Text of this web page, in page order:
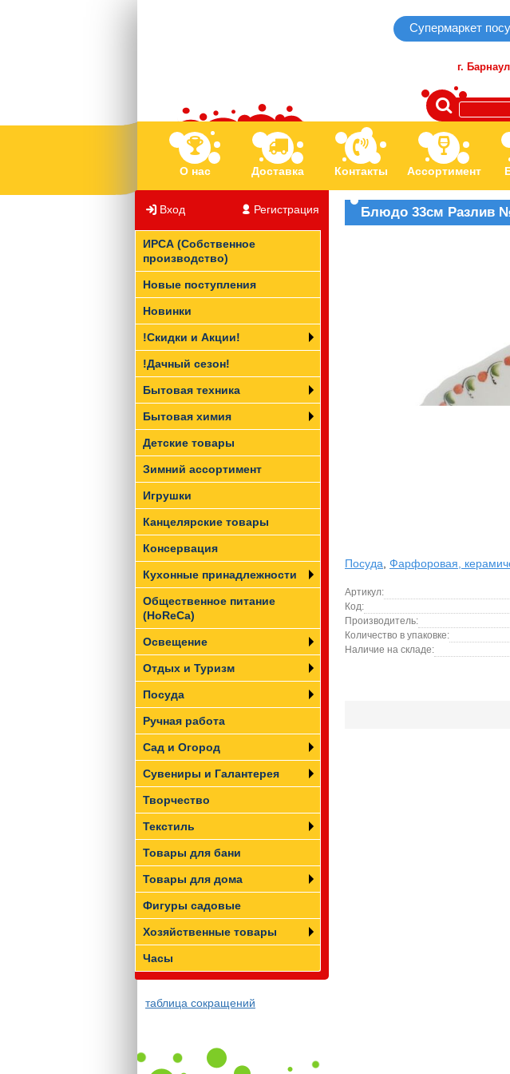
Супермаркет
г.
О нас Доставка Контакты Ассортимент
Вход Регистрация
ИРСА (Собственное
производство)
Новые поступления
Новинки
!Скидки и Акции!
!Дачный сезон!
Бытовая техника
Бытовая химия
Детские товары
Зимний ассортимент
Игрушки
Канцелярские товары
Консервация
Кухонные принадлежности
Общественное питание
(HoReCa)
Освещение
Отдых и Туризм
Посуда
Ручная работа
Сад и Огород
Сувениры и Галантерея
Творчество
Текстиль
Товары для бани
Товары для дома
Фигуры садовые
Хозяйственные товары
Часы
таблица сокращений
Блюдо 33см Разлив
Посуда Фарфоровая,
Артикул:
Код:
Производитель:
Количество в упаковке:
Наличие на складе: